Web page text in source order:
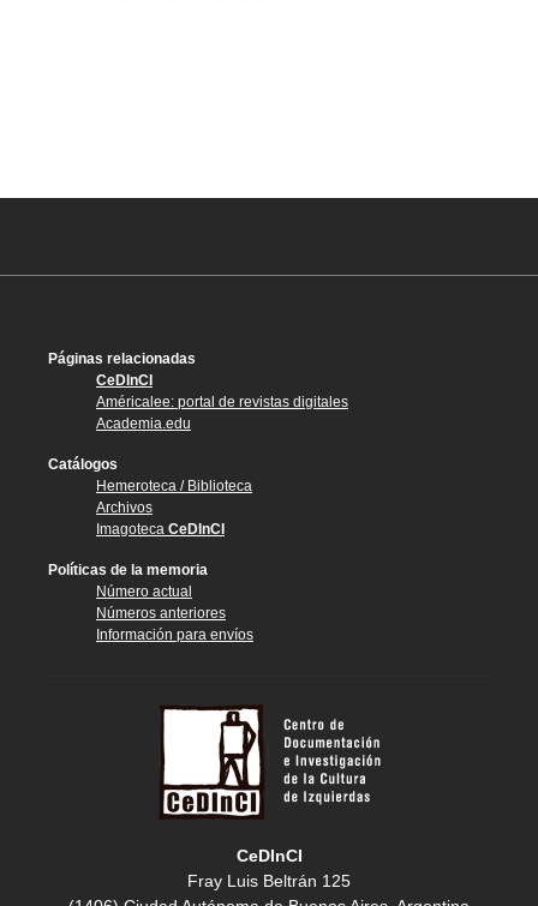
Páginas relacionadas
CeDInCI
Américalee: portal de revistas digitales
Academia.edu
Catálogos
Hemeroteca / Biblioteca
Archivos
Imagoteca CeDInCI
Políticas de la memoria
Número actual
Números anteriores
Información para envíos
CeDInCI
Fray Luis Beltrán 125